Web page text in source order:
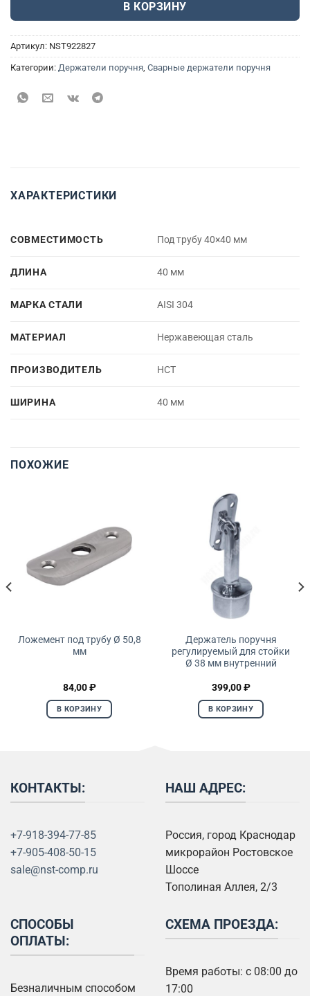
В КОРЗИНУ
Артикул: NST922827
Категории: Держатели поручня Сварные держатели поручня
ХАРАКТЕРИСТИКИ
СОВМЕСТИМОСТЬ Под трубу 40×40 мм
ДЛИНА 40 мм
МАРКА СТАЛИ AISI 304
МАТЕРИАЛ Нержавеющая сталь
ПРОИЗВОДИТЕЛЬ НСТ
ШИРИНА 40 мм
ПОХОЖИЕ
Ложемент под трубу Ø 50,8
мм
84,00₽
В КОРЗИНУ
Держатель поручня
регулируемый для стойки
Ø 38 мм внутренний
399,00₽
В КОРЗИНУ
КОНТАКТЫ:
+7-918-394-77-85
+7-905-408-50-15
sale@nst-comp.ru
НАШ АДРЕС:
Россия, город Краснодар
микрорайон Ростовское
Шоссе
Тополиная Аллея, 2/3
СПОСОБЫ
ОПЛАТЫ:
Безналичным способом
СХЕМА ПРОЕЗДА:
Время работы: с 08:00 до
17:00